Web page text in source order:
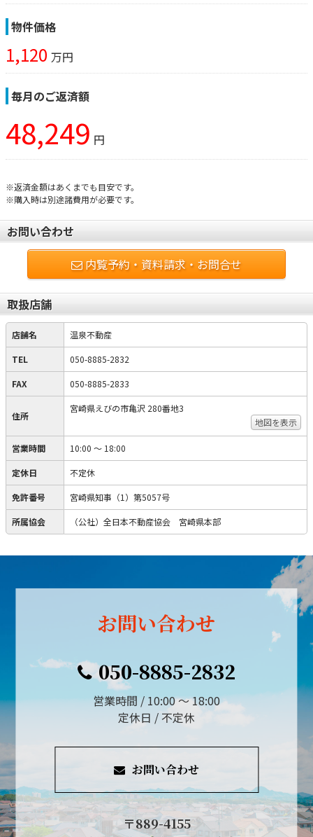
物件価格
1,120 万円
毎月のご返済額
48,249 円
※返済金額はあくまでも目安です。
※購入時は別途諸費用が必要です。
お問い合わせ
内覧予約・資料請求・お問合せ
取扱店舗
店舗名 温泉不動産
TEL 050-8885-2832
FAX 050-8885-2833
住所
宮崎県えびの市亀沢 280番地3
地図を表示
営業時間 10:00 ～ 18:00
定休日 不定休
免許番号 宮崎県知事（1）第5057号
所属協会 （公社）全日本不動産協会 宮崎県本部
お問い合わせ
050-8885-2832
営業時間 / 10:00 ～ 18:00
定休日 / 不定休
お問い合わせ
〒889-4155